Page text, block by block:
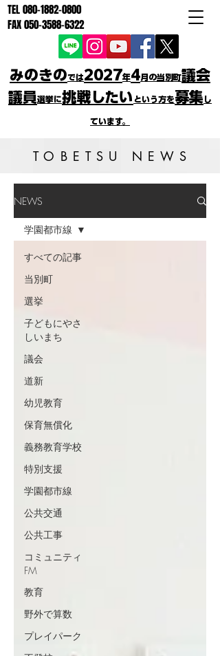
TEL080-1882-0800
FAX050-3588-6322
みのきのでは2027年4月の当別町議会
議員選挙に挑戦したい という方を募集 し
ています。
TOBETSU NEWS
NEWS
すべての記事
当別町
選挙
子どもにやさ
しいまち
議会
道新
幼児教育
保育無償化
義務教育学校
特別支援
学園都市線
公共交通
公共工事
コミュニティ
FM
教育
野外で算数
プレイパーク
学園都市線